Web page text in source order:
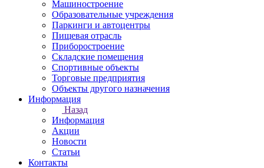
Машиностроение
Образовательные учреждения
Паркинги и автоцентры
Пищевая отрасль
Приборостроение
Складские помещения
Спортивные объекты
Торговые предприятия
Объекты другого назначения
Информация
Назад
Информация
Акции
Новости
Статьи
Контакты